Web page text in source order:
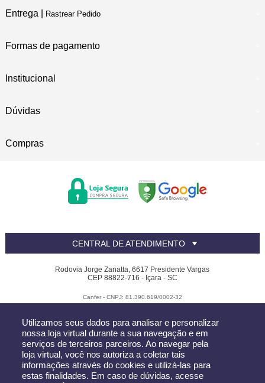
Utilizamos seus dados para analisar e personalizar
nossa loja virtual durante a sua navegação e em
serviços de terceiros parceiros. Ao navegar pela
loja virtual, você nos autoriza a coletar tais
informações através do cookies e utilizá-las para
estas finalidades. Em caso de dúvidas, acesse
Entrega | Rastrear Pedido
Formas de pagamento
Institucional
Dúvidas
Compras
CENTRAL DE ATENDIMENTO
Rodovia Jorge Zanatta, 6617 Presidente Vargas
CEP 88822-716 - Içara - SC
Canfer - CNPJ: 81.390.619/0002-32